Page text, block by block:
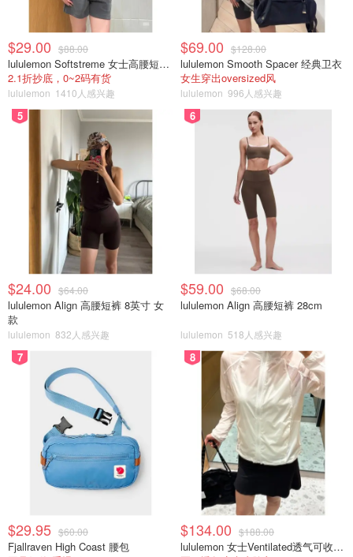
$29.00 $88.00
lululemon Softstreme 女士高腰短裤 10cm
2.1折抄底，0~2码有货
lululemon 1410人感兴趣
$69.00 $128.00
lululemon Smooth Spacer 经典卫衣
女生穿出oversized风
lululemon 996人感兴趣
5
$24.00 $64.00
lululemon Align 高腰短裤 8英寸 女
款
lululemon 832人感兴趣
6
$59.00 $68.00
lululemon Align 高腰短裤 28cm
lululemon 518人感兴趣
7
$29.95 $60.00
Fjallraven High Coast 腰包
8
$134.00 $188.00
lululemon 女士Ventilated透气可收纳跑步夹克